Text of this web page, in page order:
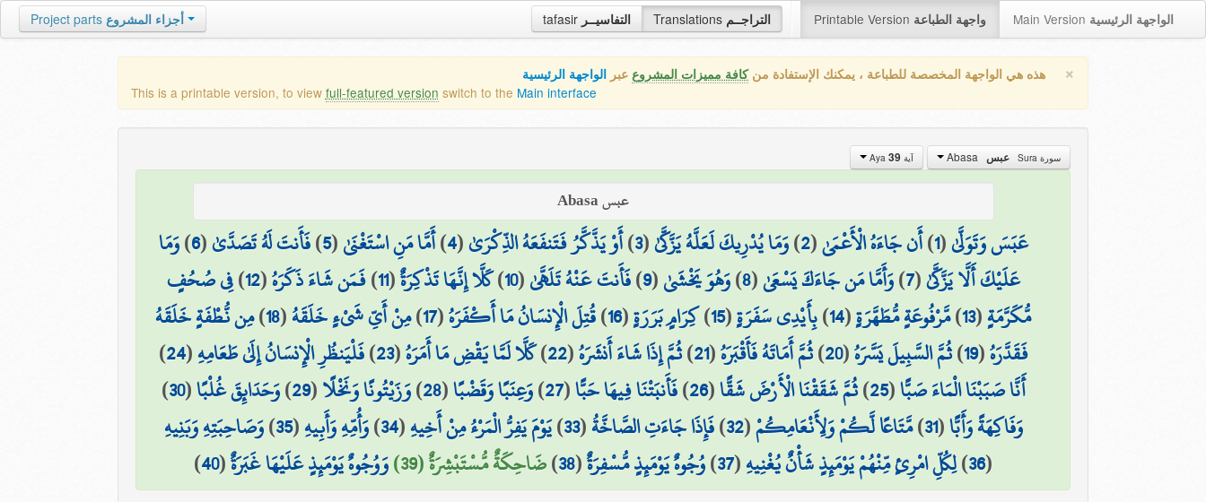
tafasir التفاسيــر Translations التراجــم Printable Version واجهة الطباعة Main Version الواجهة الرئيسية Project parts أجزاء المشروع
× هذه هي الواجهة المخصصة للطباعة ، يمكنك الإستفادة منكافة مميزات المشروع عبر الواجهة الرئيسية
This is a printable version, to view full-featured version switch to the Main interface
سورة Sura عبس آية Aya 39
عبس Abasa
عَبَسَ وَتَوَلَّىٰ(
1
)أَن جَاءَهُ الْأَعْمَىٰ(
2
)وَمَا يُدْرِيكَ لَعَلَّهُ يَزَّكَّىٰ(
3
)أَوْ يَذَّكَّرُ فَتَنفَعَهُ الذِّكْرَىٰ(
4
)أَمَّا مَنِ اسْتَغْنَىٰ(
5
)فَأَنتَ لَهُ تَصَدَّىٰ(
6
)وَمَا
عَلَيْكَ أَلَّا يَزَّكَّىٰ(
7
)وَأَمَّا مَن جَاءَكَ يَسْعَىٰ(
8
)وَهُوَ يَخْشَىٰ(
9
)فَأَنتَ عَنْهُ تَلَهَّىٰ(
10
)كَلَّا إِنَّهَا تَذْكِرَةٌ(
11
)فَمَن شَاءَ ذَكَرَهُ(
12
)فِي صُحُفٍ
مُّكَرَّمَةٍ(
13
)مَّرْفُوعَةٍ مُّطَهَّرَةٍ(
14
)بِأَيْدِي سَفَرَةٍ(
15
)كِرَامٍ بَرَرَةٍ(
16
)قُتِلَ الْإِنسَانُ مَا أَكْفَرَهُ(
17
)مِنْ أَيِّ شَيْءٍ خَلَقَهُ(
18
)مِن نُّطْفَةٍ خَلَقَهُ
فَقَدَّرَهُ(
19
)ثُمَّ السَّبِيلَ يَسَّرَهُ(
20
)ثُمَّ أَمَاتَهُ فَأَقْبَرَهُ(
21
)ثُمَّ إِذَا شَاءَ أَنشَرَهُ(
22
)كَلَّا لَمَّا يَقْضِ مَا أَمَرَهُ(
23
)فَلْيَنظُرِ الْإِنسَانُ إِلَىٰ طَعَامِهِ(
24
)
أَنَّا صَبَبْنَا الْمَاءَ صَبًّا(
25
)ثُمَّ شَقَقْنَا الْأَرْضَ شَقًّا(
26
)فَأَنبَتْنَا فِيهَا حَبًّا(
27
)وَعِنَبًا وَقَضْبًا(
28
)وَزَيْتُونًا وَنَخْلًا(
29
)وَحَدَائِقَ غُلْبًا(
30
)
وَفَاكِهَةً وَأَبًّا(
31
)مَّتَاعًا لَّكُمْ وَلِأَنْعَامِكُمْ(
32
)فَإِذَا جَاءَتِ الصَّاخَّةُ(
33
)يَوْمَ يَفِرُّ الْمَرْءُ مِنْ أَخِيهِ(
34
)وَأُمِّهِ وَأَبِيهِ(
35
)وَصَاحِبَتِهِ وَبَنِيهِ
(
36
)لِكُلِّ امْرِئٍ مِّنْهُمْ يَوْمَئِذٍ شَأْنٌ يُغْنِيهِ(
37
)وُجُوهٌ يَوْمَئِذٍ مُّسْفِرَةٌ(
38
)ضَاحِكَةٌ مُّسْتَبْشِرَةٌ (39) وَوُجُوهٌ يَوْمَئِذٍ عَلَيْهَا غَبَرَةٌ(
40
)